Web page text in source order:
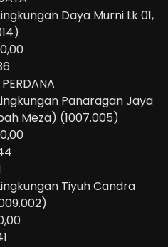
Daya Murni Lk 01,
Panaragan Jaya
Meza) (1007.005)
Tiyuh Candra